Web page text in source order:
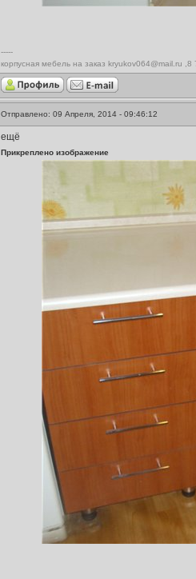
-----
корпусная мебель на заказ kryukov064@mail.ru
Отправлено: 09 Апреля, 2014 - 09:46:12
ещё
Прикреплено изображение